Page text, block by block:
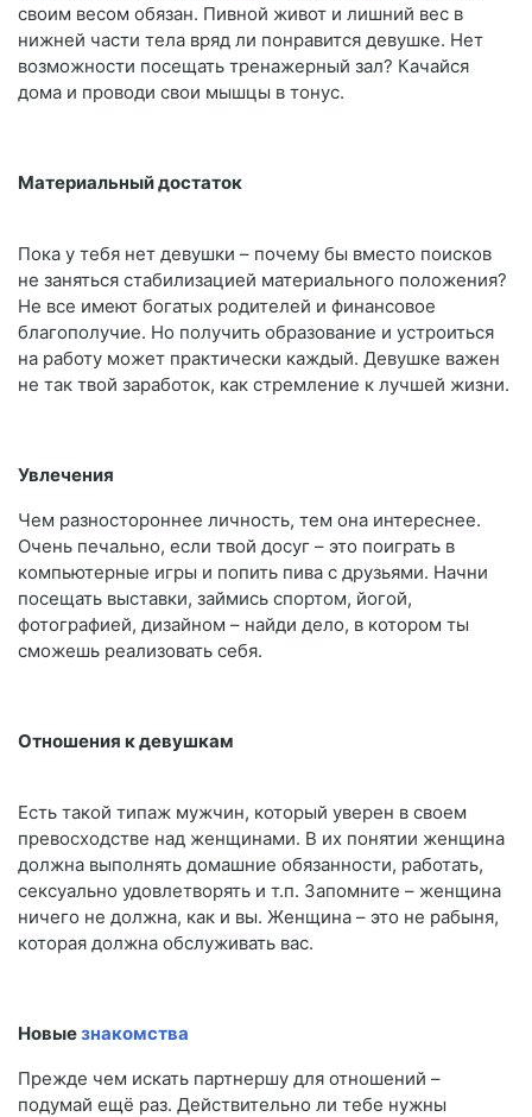
своим весом обязан. Пивной живот и лишний вес в
нижней части тела вряд ли понравится девушке. Нет
возможности посещать тренажерный зал? Качайся
дома и проводи свои мышцы в тонус.
Материальный достаток
Пока у тебя нет девушки – почему бы вместо поисков
не заняться стабилизацией материального положения?
Не все имеют богатых родителей и финансовое
благополучие. Но получить образование и устроиться
на работу может практически каждый. Девушке важен
не так твой заработок, как стремление к лучшей жизни.
Увлечения
Чем разностороннее личность, тем она интереснее.
Очень печально, если твой досуг – это поиграть в
компьютерные игры и попить пива с друзьями. Начни
посещать выставки, займись спортом, йогой,
фотографией, дизайном – найди дело, в котором ты
сможешь реализовать себя.
Отношения к девушкам
Есть такой типаж мужчин, который уверен в своем
превосходстве над женщинами. В их понятии женщина
должна выполнять домашние обязанности, работать,
сексуально удовлетворять и т.п. Запомните – женщина
ничего не должна, как и вы. Женщина – это не рабыня,
которая должна обслуживать вас.
Новыезнакомства
Прежде чем искать партнершу для отношений –
подумай ещё раз. Действительно ли тебе нужны